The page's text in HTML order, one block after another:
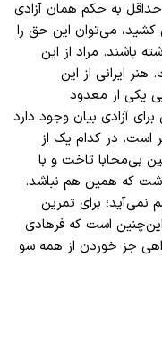
به حکم همان آزادی
کشید، می‌توان این حق را
باشند. مراد از این
ایرانی از این
یکی از معدود
آزادی بیان وجود دارد
است. در کدام یک از
بی‌محابا تاخت و با
که همین هم نباشد.
نمی‌آید؛ برای تمرین
است که فرهادی
جز خوردن از همه سو